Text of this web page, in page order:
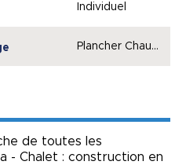
Individuel
Plancher Chauffant
de toutes les
- Chalet : construction en